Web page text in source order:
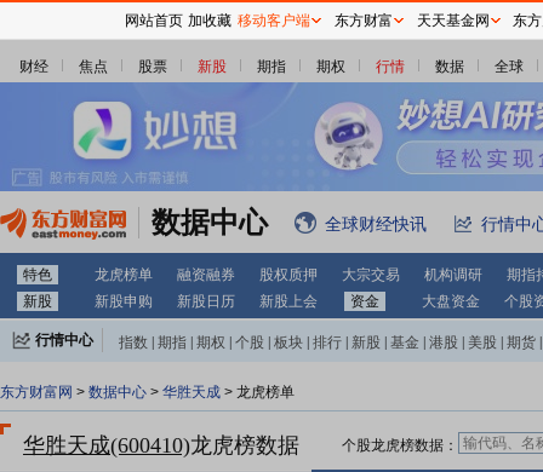
财经 焦点 股票 新股 期指 期权 行情 数据 全球
数据中心 全球财经快讯 行情中
特色 龙虎榜单 融资融券 股权质押 大宗交易 机构调研
期指
新股
新股申购 新股日历 新股上会 资金 大盘资金 个股
行情中心 指数 期指 期权 个股 板块 排行 新股 基金 港股 美股 期货
东方财富网 > 数据中心 > 华胜天成 > 龙虎榜单
华胜天成(600410)龙虎榜数据 个股龙虎榜数据：
网站首页 加收藏 移动客户端 东方财富 天天基金网 东